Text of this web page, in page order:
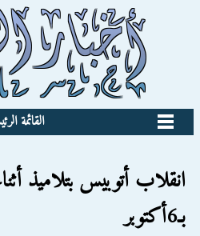
القائمة
انقلاب أتوبيس بتلاميذ
بـ6أكتوبر